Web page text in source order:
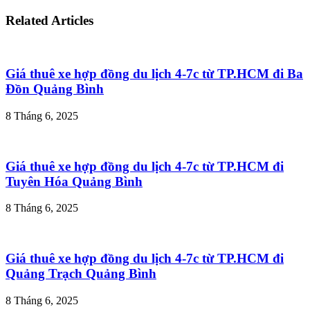
Related Articles
Giá thuê xe hợp đồng du lịch 4-7c từ TP.HCM đi Ba
Đồn Quảng Bình
8 Tháng 6, 2025
Giá thuê xe hợp đồng du lịch 4-7c từ TP.HCM đi
Tuyên Hóa Quảng Bình
8 Tháng 6, 2025
Giá thuê xe hợp đồng du lịch 4-7c từ TP.HCM đi
Quảng Trạch Quảng Bình
8 Tháng 6, 2025